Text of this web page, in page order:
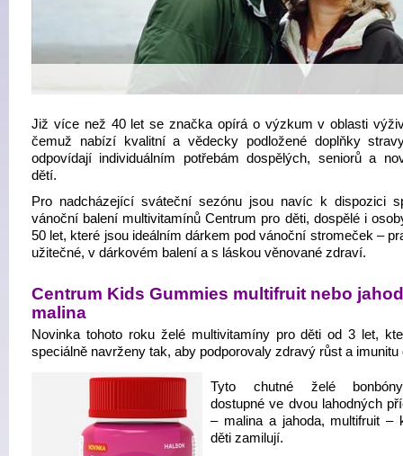
Již více než 40 let se značka opírá o výzkum v oblasti
čemuž nabízí kvalitní a vědecky podložené doplňky
odpovídají individuálním potřebám dospělých, seniorů a
dětí.
Pro nadcházející sváteční sezónu jsou navíc k dispozici
vánoční balení multivitamínů Centrum pro děti, dospělé i
50 let, které jsou ideálním dárkem pod vánoční stromeček –
užitečné, v dárkovém balení a s láskou věnované zdraví.
Centrum Kids Gummies multifruit nebo
malina
Novinka tohoto roku želé multivitamíny pro děti od 3 let,
speciálně navrženy tak, aby podporovaly zdravý růst a imunitu
Tyto chutné želé
dostupné ve dvou lahodných
– malina a jahoda, multifruit –
děti zamilují.